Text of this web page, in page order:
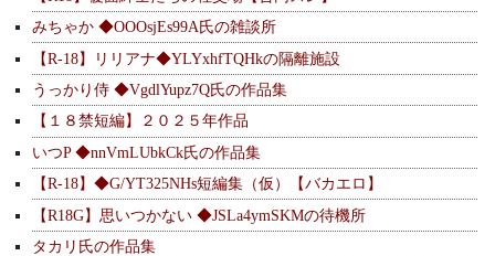
みちゃか ◆OOOsjEs99A氏の雑談所
【R-18】リリアナ◆YLYxhfTQHkの隔離施設
うっかり侍 ◆VgdlYupz7Q氏の作品集
【１８禁短編】２０２５年作品
いつP ◆nnVmLUbkCk氏の作品集
【R-18】◆G/YT325NHs短編集（仮）【バカエロ】
【R18G】思いつかない ◆JSLa4ymSKMの待機所
タカリ氏の作品集